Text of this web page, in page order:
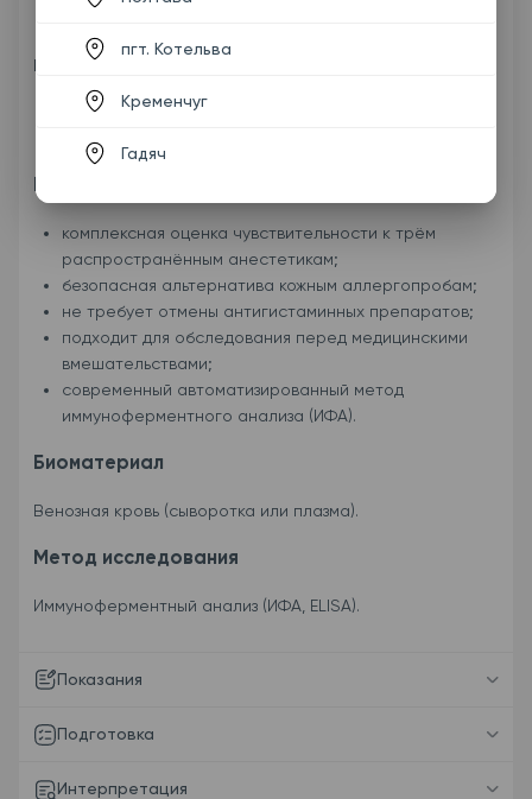
Полокаин
Полокаине;
Мепифрине (растворах для инъекций).
Преимущества исследования
комплексная оценка чувствительности к трём
распространённым анестетикам;
безопасная альтернатива кожным аллергопробам;
не требует отмены антигистаминных препаратов;
подходит для обследования перед медицинскими
вмешательствами;
современный автоматизированный метод
иммуноферментного анализа (ИФА).
Биоматериал
Венозная кровь (сыворотка или плазма).
Метод исследования
Иммуноферментный анализ (ИФА, ELISA).
Показания
Подготовка
Интерпретация
пгт. Котельва
Кременчуг
Гадяч